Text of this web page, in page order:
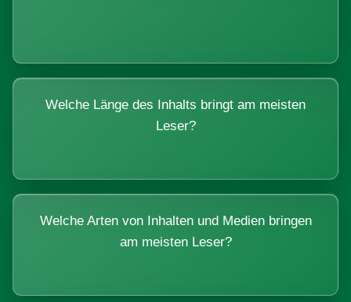
Welche Länge des Inhalts bringt am meisten
Leser?
Welche Arten von Inhalten und Medien bringen
am meisten Leser?